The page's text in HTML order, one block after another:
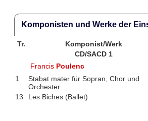
Komponisten und Werke der
Tr. Komponist/Werk
CD/SACD 1
Francis Poulenc
1
Stabat mater für Sopran, Chor und
Orchester
13 Les Biches (Ballet)